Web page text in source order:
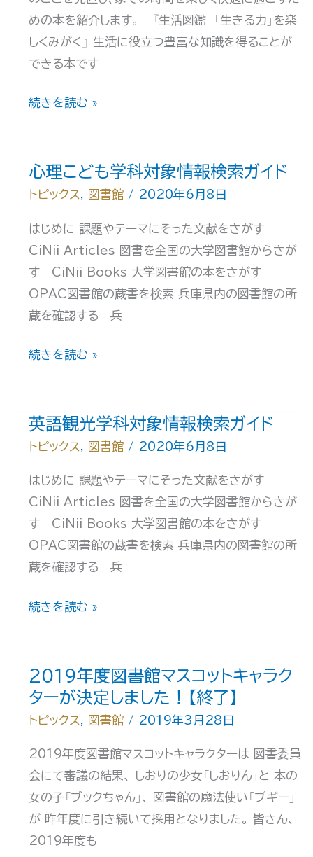
と
ク
リ
マ
了】
めの本を紹介します。 『生活図鑑 「生きる力」を楽
しくみがく』 生活に役立つ豊富な知識を得ることが
できる本です
「お
時
間
楽
し
く
過
ご
た
本」
【終
続きを読む »
心理こども学科対象情報検索ガイド
トピックス , 図書館/ 2020年6月8日
はじめに 課題やテーマにそった文献をさがす
CiNii Articles 図書を全国の大学図書館からさが
す CiNii Books 大学図書館の本をさがす
OPAC図書館の蔵書を検索 兵庫県内の図書館の所
蔵を確認する 兵
心
ど
も
科
対
象
情
報
索
ド
続きを読む »
英語観光学科対象情報検索ガイド
トピックス , 図書館/ 2020年6月8日
はじめに 課題やテーマにそった文献をさがす
CiNii Articles 図書を全国の大学図書館からさが
す CiNii Books 大学図書館の本をさがす
OPAC図書館の蔵書を検索 兵庫県内の図書館の所
蔵を確認する 兵
英
光
学
科
象
情
報
検
索
続きを読む »
2019年度図書館マスコットキャラク
ターが決定しました！【終了】
トピックス , 図書館/ 2019年3月28日
2019年度図書館マスコットキャラクターは 図書委員
会にて審議の結果、 しおりの少女「しおりん」と 本の
女の子「ブックちゃん」、 図書館の魔法使い「ブギー」
が 昨年度に引き続いて採用となりました。 皆さん、
2019年度も